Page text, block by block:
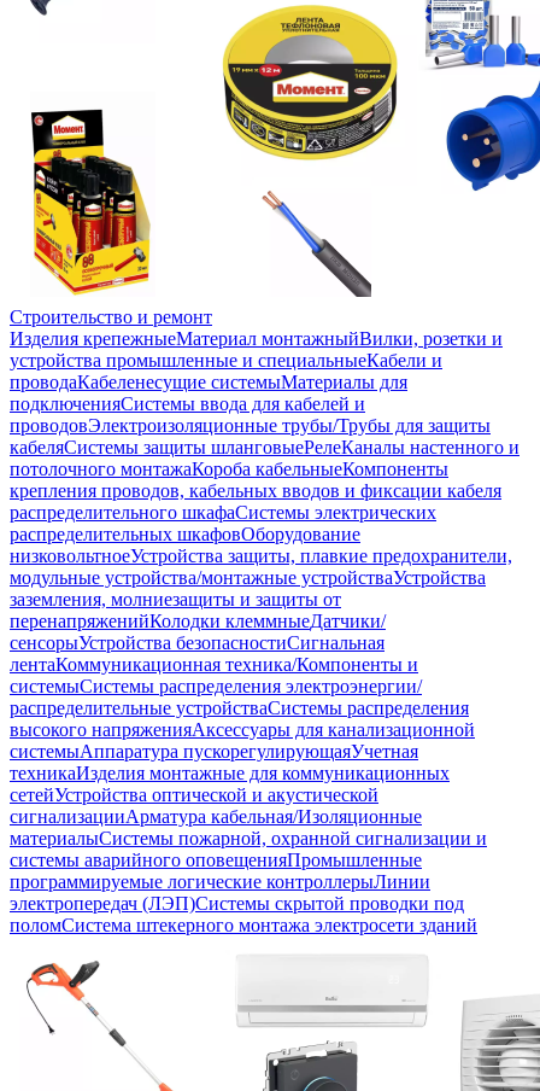
Строительство и ремонт
Изделия крепежныеМатериал монтажныйВилки, розетки и
устройства промышленные и специальныеКабели и
проводаКабеленесущие системыМатериалы для
подключенияСистемы ввода для кабелей и
проводовЭлектроизоляционные трубы/Трубы для защиты
кабеляСистемы защиты шланговыеРелеКаналы настенного и
потолочного монтажаКороба кабельныеКомпоненты
крепления проводов, кабельных вводов и фиксации кабеля
распределительного шкафаСистемы электрических
распределительных шкафовОборудование
низковольтноеУстройства защиты, плавкие предохранители,
модульные устройства/монтажные устройстваУстройства
заземления, молниезащиты и защиты от
перенапряженийКолодки клеммныеДатчики/
сенсорыУстройства безопасностиСигнальная
лентаКоммуникационная техника/Компоненты и
системыСистемы распределения электроэнергии/
распределительные устройстваСистемы распределения
высокого напряженияАксессуары для канализационной
системыАппаратура пускорегулирующаяУчетная
техникаИзделия монтажные для коммуникационных
сетейУстройства оптической и акустической
сигнализацииАрматура кабельная/Изоляционные
материалыСистемы пожарной, охранной сигнализации и
системы аварийного оповещенияПромышленные
программируемые логические контроллерыЛинии
электропередач (ЛЭП)Системы скрытой проводки под
поломСистема штекерного монтажа электросети зданий